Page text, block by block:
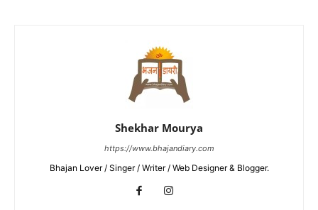
Shekhar Mourya
https://www.bhajandiary.com
Bhajan Lover / Singer / Writer / Web Designer & Blogger.